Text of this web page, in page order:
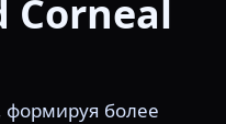
Corneal
формируя более